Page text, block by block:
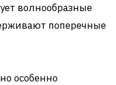
волнообразные
поперечные
особенно